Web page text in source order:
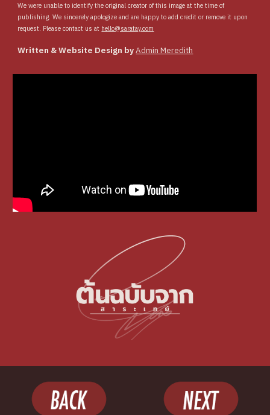
We were unable to identify the original creator of this image at the time of
publishing. We sincerely apologize and are happy to add credit or remove it upon
request. Please contact us athello@saratay.com
Written & Website Design byAdmin Meredith